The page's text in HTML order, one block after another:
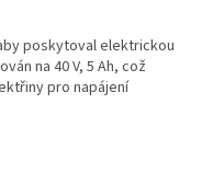
poskytoval elektrickou
na 40 V, 5 Ah, což
pro napájení